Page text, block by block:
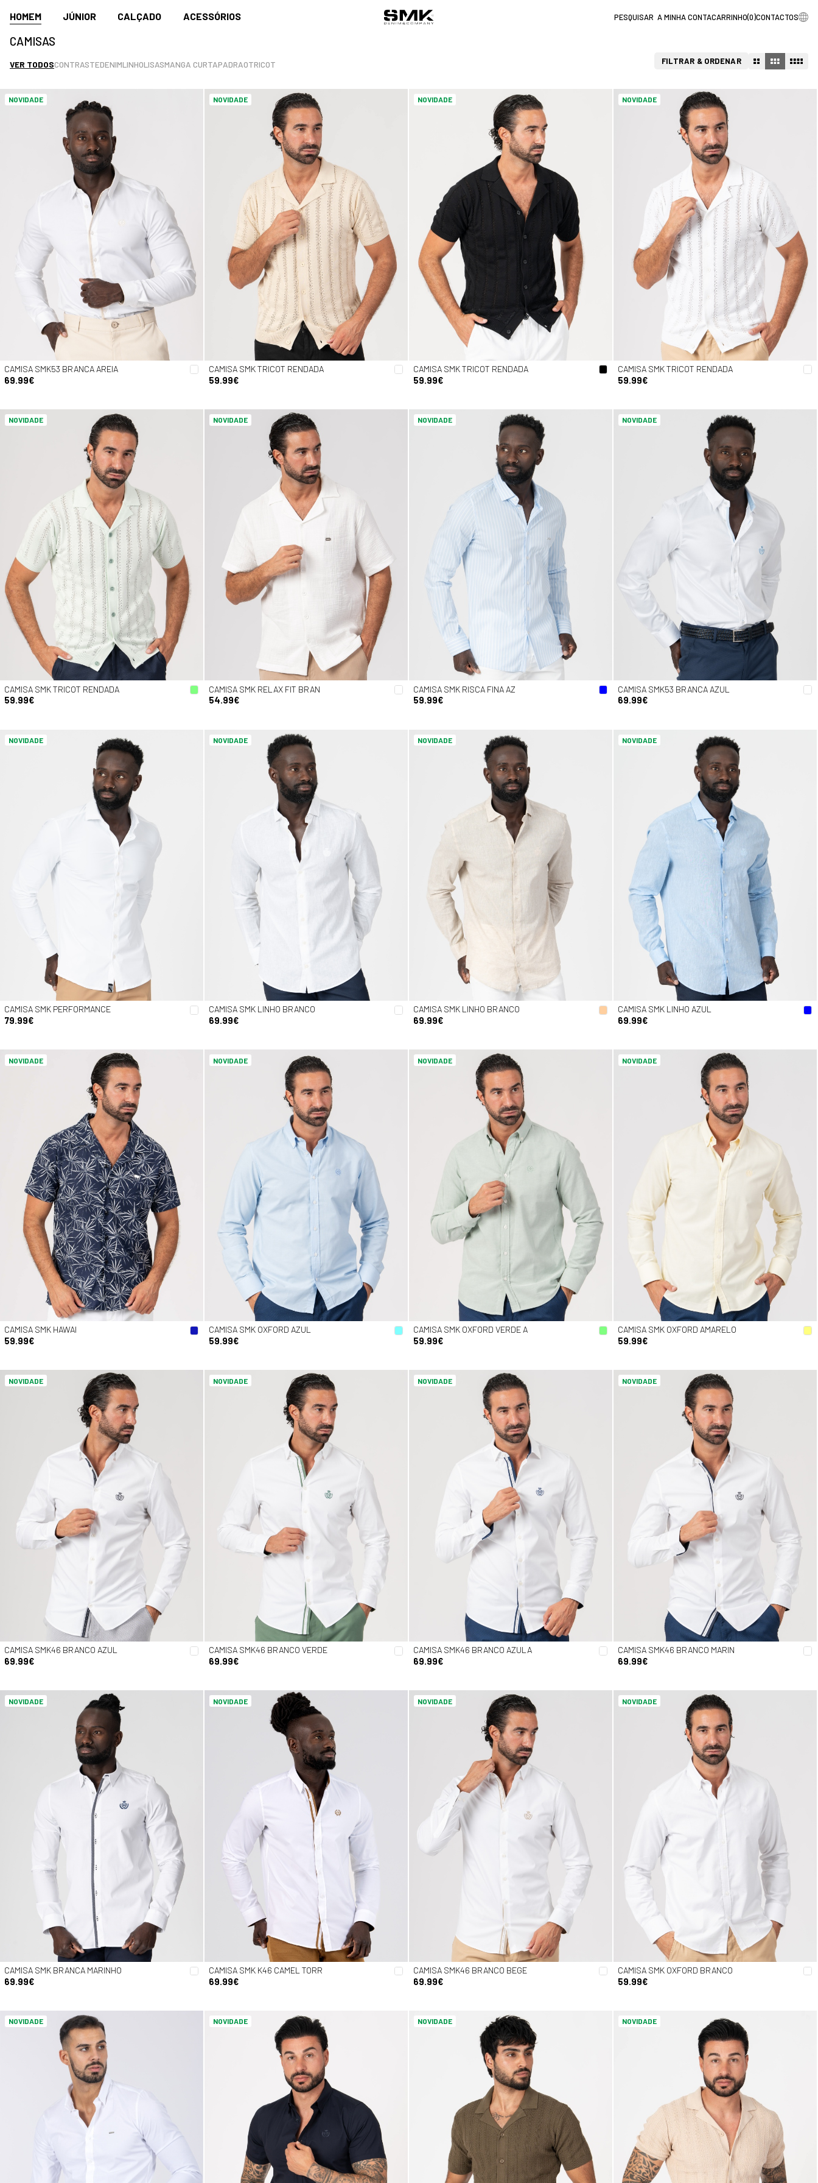
HOMEM JÚNIOR CALÇADO ACESSÓRIOS A MINHA CONTACARRINHO(0)CONTACTOS
CAMISAS
VER TODOSCONTRASTEDENIMLINHOLISASMANGA CURTAPADRAOTRICOT FILTRAR & ORDENAR
NOVIDADE
CAMISA SMK53 BRANCA AREIA
69.99€
NOVIDADE
CAMISA SMK TRICOT RENDADA
59.99€
NOVIDADE
CAMISA SMK TRICOT RENDADA
59.99€
NOVIDADE
CAMISA SMK TRICOT RENDADA
59.99€
NOVIDADE
CAMISA SMK TRICOT RENDADA
59.99€
NOVIDADE
CAMISA SMK RELAX FIT BRAN
54.99€
NOVIDADE
CAMISA SMK RISCA FINA AZ
59.99€
NOVIDADE
CAMISA SMK53 BRANCA AZUL
69.99€
NOVIDADE
CAMISA SMK PERFORMANCE
79.99€
NOVIDADE
CAMISA SMK LINHO BRANCO
69.99€
NOVIDADE
CAMISA SMK LINHO BRANCO
69.99€
NOVIDADE
CAMISA SMK LINHO AZUL
69.99€
NOVIDADE
CAMISA SMK HAWAI
59.99€
NOVIDADE
CAMISA SMK OXFORD AZUL
59.99€
NOVIDADE
CAMISA SMK OXFORD VERDE A
59.99€
NOVIDADE
CAMISA SMK OXFORD AMARELO
59.99€
NOVIDADE
CAMISA SMK46 BRANCO AZUL
69.99€
NOVIDADE
CAMISA SMK46 BRANCO VERDE
69.99€
NOVIDADE
CAMISA SMK46 BRANCO AZULA
69.99€
NOVIDADE
CAMISA SMK46 BRANCO MARIN
69.99€
NOVIDADE
CAMISA SMK BRANCA MARINHO
69.99€
NOVIDADE
CAMISA SMK K46 CAMEL TORR
69.99€
NOVIDADE
CAMISA SMK46 BRANCO BEGE
69.99€
NOVIDADE
CAMISA SMK OXFORD BRANCO
59.99€
NOVIDADE NOVIDADE NOVIDADE NOVIDADE